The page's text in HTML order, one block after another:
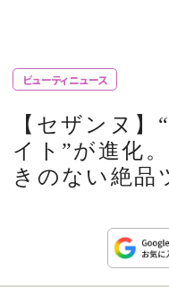
JEWELRY &
LIFESTYLE
CULTURE
CELEBRITY
ビューティニュース
【セザンヌ】
イト”が進化
きのない絶品